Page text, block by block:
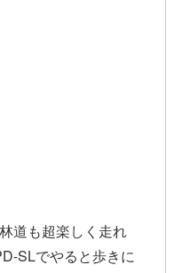
道も超楽しく走れ
SLでやると歩きに